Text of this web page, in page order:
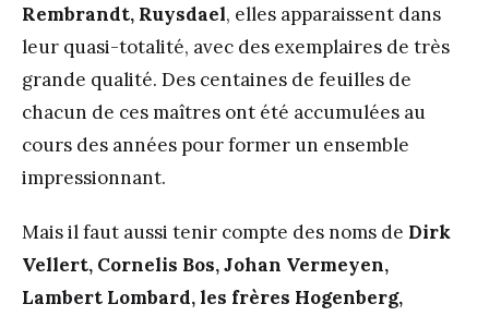
Rembrandt, Ruysdael, elles apparaissent dans
leur quasi-totalité, avec des exemplaires de très
grande qualité. Des centaines de feuilles de
chacun de ces maîtres ont été accumulées au
cours des années pour former un ensemble
impressionnant.
Mais il faut aussi tenir compte des noms de Dirk
Vellert, Cornelis Bos, Johan Vermeyen,
Lambert Lombard, les frères Hogenberg,